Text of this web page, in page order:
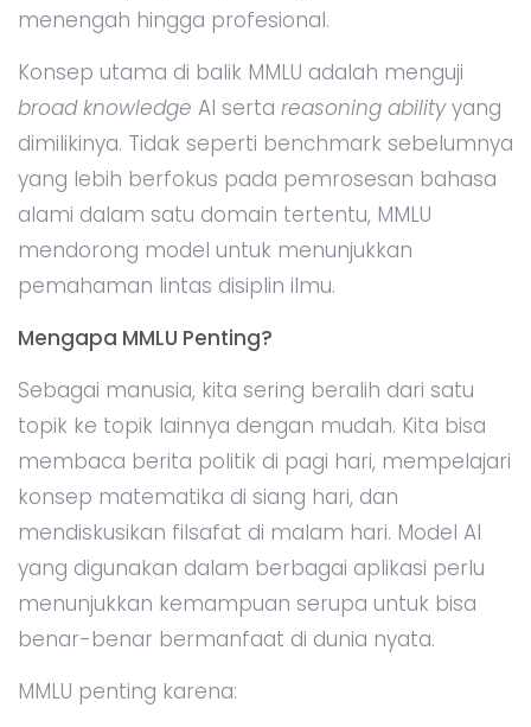
menengah hingga profesional.
Konsep utama di balik MMLU adalah menguji
broad knowledge AI serta reasoning abilityyang
dimilikinya. Tidak seperti benchmark sebelumnya
yang lebih berfokus pada pemrosesan bahasa
alami dalam satu domain tertentu, MMLU
mendorong model untuk menunjukkan
pemahaman lintas disiplin ilmu.
Mengapa MMLU Penting?
Sebagai manusia, kita sering beralih dari satu
topik ke topik lainnya dengan mudah. Kita bisa
membaca berita politik di pagi hari, mempelajari
konsep matematika di siang hari, dan
mendiskusikan filsafat di malam hari. Model AI
yang digunakan dalam berbagai aplikasi perlu
menunjukkan kemampuan serupa untuk bisa
benar-benar bermanfaat di dunia nyata.
MMLU penting karena: